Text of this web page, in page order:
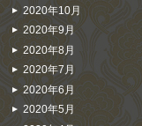
2020年10月
2020年9月
2020年8月
2020年7月
2020年6月
2020年5月